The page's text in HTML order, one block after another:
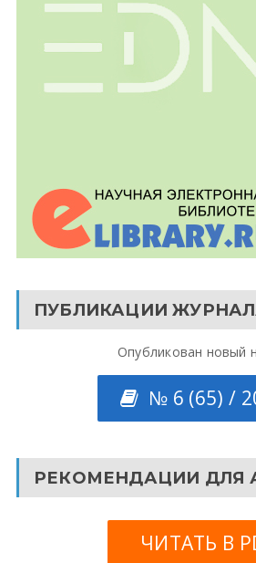
ПУБЛИКАЦИИ
Опубликован новый
№ 6 (65) /
РЕКОМЕНДАЦИИ ДЛЯ
ЧИТАТЬ В